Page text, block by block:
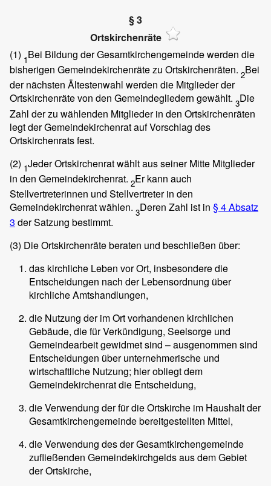
§ 3
Ortskirchenräte
(1) 1Bei Bildung der Gesamtkirchengemeinde werden die
bisherigen Gemeindekirchenräte zu Ortskirchenräten. 2Bei
der nächsten Ältestenwahl werden die Mitglieder der
Ortskirchenräte von den Gemeindegliedern gewählt. 3Die
Zahl der zu wählenden Mitglieder in den Ortskirchenräten
legt der Gemeindekirchenrat auf Vorschlag des
Ortskirchenrats fest.
(2) 1Jeder Ortskirchenrat wählt aus seiner Mitte Mitglieder
in den Gemeindekirchenrat. 2Er kann auch
Stellvertreterinnen und Stellvertreter in den
Gemeindekirchenrat wählen. 3Deren Zahl ist in § 4 Absatz
3 der Satzung bestimmt.
(3) Die Ortskirchenräte beraten und beschließen über:
das kirchliche Leben vor Ort, insbesondere die
Entscheidungen nach der Lebensordnung über
kirchliche Amtshandlungen,
die Nutzung der im Ort vorhandenen kirchlichen
Gebäude, die für Verkündigung, Seelsorge und
Gemeindearbeit gewidmet sind – ausgenommen sind
Entscheidungen über unternehmerische und
wirtschaftliche Nutzung; hier obliegt dem
Gemeindekirchenrat die Entscheidung,
die Verwendung der für die Ortskirche im Haushalt der
Gesamtkirchengemeinde bereitgestellten Mittel,
die Verwendung des der Gesamtkirchengemeinde
zufließenden Gemeindekirchgelds aus dem Gebiet
der Ortskirche,